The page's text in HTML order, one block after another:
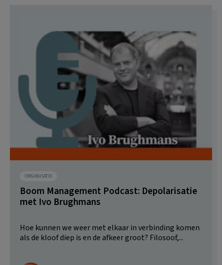
ORGANISATIE
Boom Management Podcast: Depolarisatie
met Ivo Brughmans
Hoe kunnen we weer met elkaar in verbinding komen
als de kloof diep is en de afkeer groot? Filosoof,...